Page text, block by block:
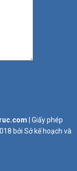
| Giấy phép
bởi Sở kế hoạch và